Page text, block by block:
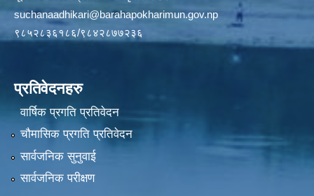
suchanaadhikari@barahapokharimun.gov.np
९८५२८३६१८६/९८४२८७७२३६
प्रतिवेदनहरु
वार्षिक प्रगति प्रतिवेदन
चौमासिक प्रगति प्रतिवेदन
सार्वजनिक सुनुवाई
सार्वजनिक परीक्षण